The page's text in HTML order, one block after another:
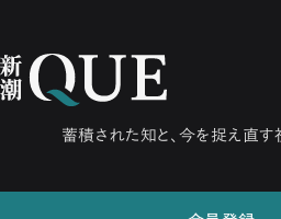
蓄積された知と、今を捉え直す